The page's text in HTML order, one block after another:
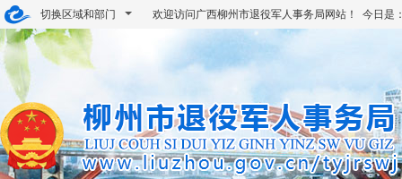
切换区域和部门 欢迎访问广西柳州市退役军人事务局网站！ 今日是